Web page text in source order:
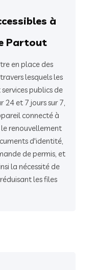
à
Partout
en place des
lesquels les
publics de
24 et 7 jours sur 7,
connecté à
le renouvellement
d'identité,
de permis, et
la nécessité de
les files